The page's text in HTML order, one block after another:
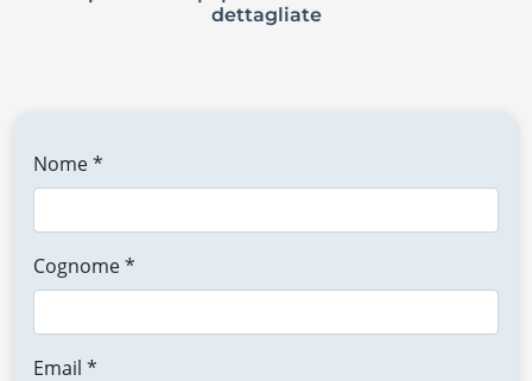
dettagliate
Nome *
Cognome *
Email *